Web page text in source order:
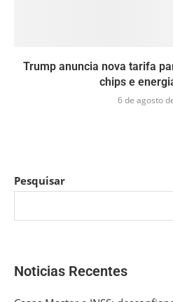
Trump anuncia nova tarifa
chips e
6 de agosto
Pesquisar
Noticias Recentes